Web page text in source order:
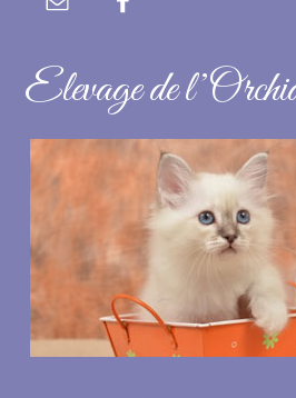
Elevage de